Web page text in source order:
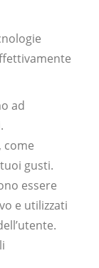
ad
come
gusti.
essere
e utilizzati